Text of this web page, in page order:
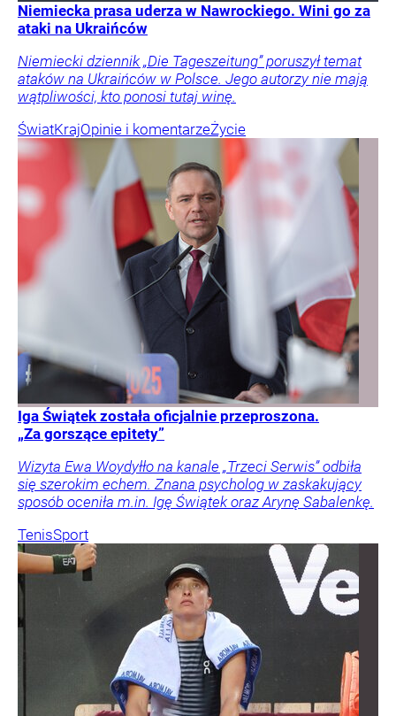
Niemiecka prasa uderza w Nawrockiego. Wini go za
ataki na Ukraińców
Niemiecki dziennik „Die Tageszeitung” poruszył temat
ataków na Ukraińców w Polsce. Jego autorzy nie mają
wątpliwości, kto ponosi tutaj winę.
ŚwiatKrajOpinie i komentarzeŻycie
Iga Świątek została oficjalnie przeproszona.
„Za gorszące epitety”
Wizyta Ewa Woydyłło na kanale „Trzeci Serwis” odbiła
się szerokim echem. Znana psycholog w zaskakujący
sposób oceniła m.in. Igę Świątek oraz Arynę Sabalenkę.
TenisSport